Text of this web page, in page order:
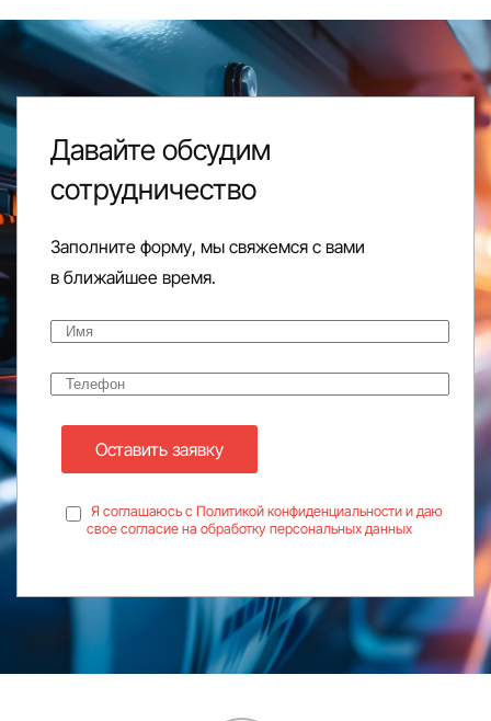
Давайте обсудим
сотрудничество
Заполните форму, мы свяжемся с вами
в ближайшее время.
Оставить заявку
Я соглашаюсь с Политикой конфиденциальности и даю
свое согласие на обработку персональных данных